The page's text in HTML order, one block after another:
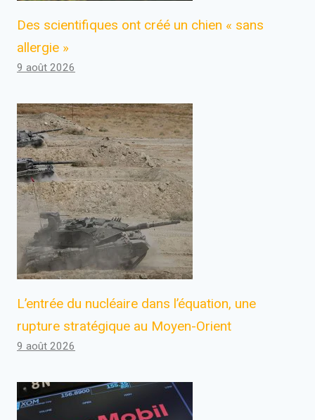
Des scientifiques ont créé un chien « sans
allergie »
9 août 2026
L’entrée du nucléaire dans l’équation, une
rupture stratégique au Moyen-Orient
9 août 2026